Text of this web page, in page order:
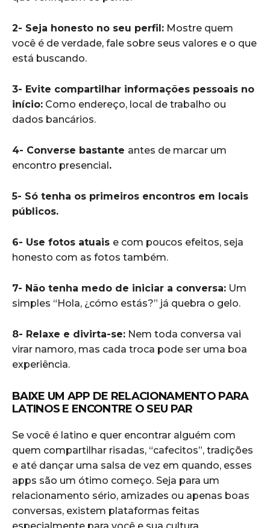
2- Seja honesto no seu perfil: Mostre quem
você é de verdade, fale sobre seus valores e o que
está buscando.
3- Evite compartilhar informações pessoais no
início: Como endereço, local de trabalho ou
dados bancários.
4- Converse bastante antes de marcar um
encontro presencial.
5- Só tenha os primeiros encontros em locais
públicos.
6- Use fotos atuais e com poucos efeitos, seja
honesto com as fotos também.
7- Não tenha medo de iniciar a conversa: Um
simples “Hola, ¿cómo estás?” já quebra o gelo.
8- Relaxe e divirta-se: Nem toda conversa vai
virar namoro, mas cada troca pode ser uma boa
experiência.
BAIXE UM APP DE RELACIONAMENTO PARA
LATINOS E ENCONTRE O SEU PAR
Se você é latino e quer encontrar alguém com
quem compartilhar risadas, “cafecitos”, tradições
e até dançar uma salsa de vez em quando, esses
apps são um ótimo começo. Seja para um
relacionamento sério, amizades ou apenas boas
conversas, existem plataformas feitas